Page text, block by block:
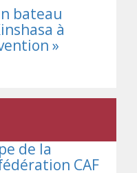
bateau
à
»
de la
CAF